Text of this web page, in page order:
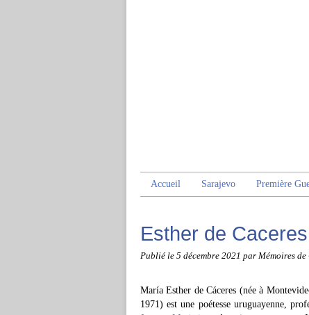
Accueil Sarajevo Première
Esther de Caceres
Publié le 5 décembre 2021 par Mémoires de
María Esther de Cáceres (née à
1971) est une poétesse uruguayenne,